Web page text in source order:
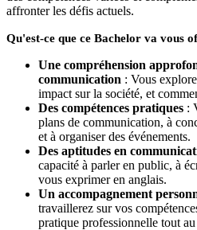
affronter les défis actuels.
Qu'est-ce que ce Bachelor va vous
Une compréhension
communication : Vous
impact sur la société, et
Des compétences pratiques :
plans de communication, à
et à organiser des événements.
Des aptitudes en
capacité à parler en public, à
vous exprimer en anglais.
Un accompagnement
travaillerez sur vos
pratique professionnelle tout